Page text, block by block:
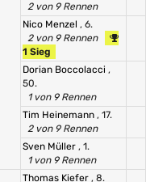
2 von 9 Rennen
Nico Menzel , 6.
2 von 9 Rennen
1 Sieg
Dorian Boccolacci ,
50.
1 von 9 Rennen
Tim Heinemann , 17.
2 von 9 Rennen
Sven Müller , 1.
1 von 9 Rennen
Thomas Kiefer , 8.